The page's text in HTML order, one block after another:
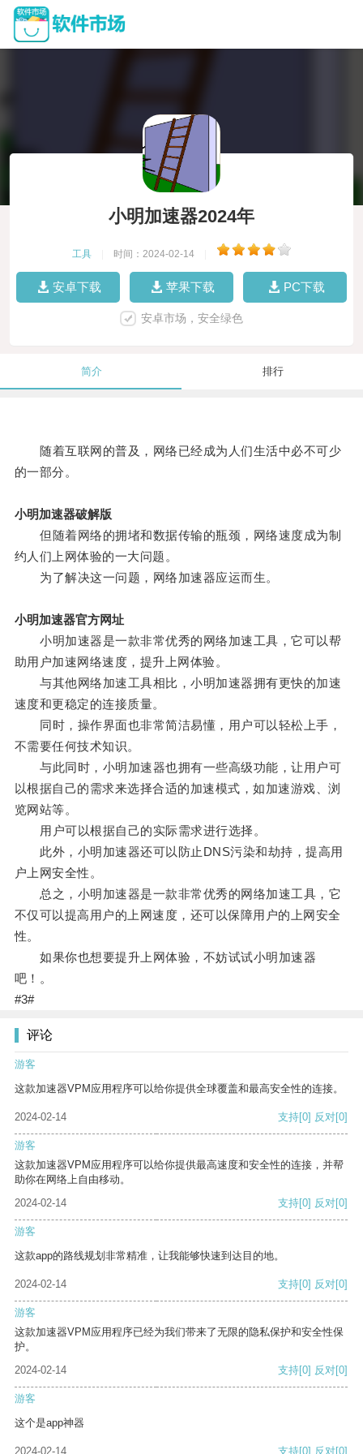
小明加速器2024年
工具 时间：2024-02-14
安卓下载 苹果下载 PC下载
安卓市场，安全绿色
简介 排行
随着互联网的普及，网络已经成为人们生活中必不可少
的一部分。
小明加速器破解版
但随着网络的拥堵和数据传输的瓶颈，网络速度成为制
约人们上网体验的一大问题。
为了解决这一问题，网络加速器应运而生。
小明加速器官方网址
小明加速器是一款非常优秀的网络加速工具，它可以帮
助用户加速网络速度，提升上网体验。
与其他网络加速工具相比，小明加速器拥有更快的加速
速度和更稳定的连接质量。
同时，操作界面也非常简洁易懂，用户可以轻松上手，
不需要任何技术知识。
与此同时，小明加速器也拥有一些高级功能，让用户可
以根据自己的需求来选择合适的加速模式，如加速游戏、浏
览网站等。
用户可以根据自己的实际需求进行选择。
此外，小明加速器还可以防止DNS污染和劫持，提高用
户上网安全性。
总之，小明加速器是一款非常优秀的网络加速工具，它
不仅可以提高用户的上网速度，还可以保障用户的上网安全
性。
如果你也想要提升上网体验，不妨试试小明加速器
吧！。
#3#
评论
游客
这款加速器VPM应用程序可以给你提供全球覆盖和最高安全性的连接。
2024-02-14 支持[0] 反对[0]
游客
这款加速器VPM应用程序可以给你提供最高速度和安全性的连接，并帮
助你在网络上自由移动。
2024-02-14
支持[0] 反对[0]
游客
这款app的路线规划非常精准，让我能够快速到达目的地。
2024-02-14 支持[0] 反对[0]
游客
这款加速器VPM应用程序已经为我们带来了无限的隐私保护和安全性保
护。
2024-02-14
支持[0] 反对[0]
游客
这个是app神器
2024-02-14 支持[0] 反对[0]